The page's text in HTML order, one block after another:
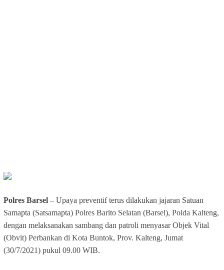
Polres Barsel – Upaya preventif terus dilakukan jajaran Satuan
Samapta (Satsamapta) Polres Barito Selatan (Barsel), Polda Kalteng,
dengan melaksanakan sambang dan patroli menyasar Objek Vital
(Obvit) Perbankan di Kota Buntok, Prov. Kalteng, Jumat
(30/7/2021) pukul 09.00 WIB.